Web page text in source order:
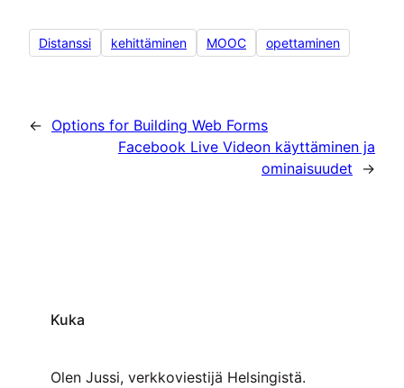
Distanssi kehittäminen MOOC opettaminen
← Options for Building Web Forms
Facebook Live Videon käyttäminen ja
ominaisuudet
→
Kuka
Olen Jussi, verkkoviestijä Helsingistä.